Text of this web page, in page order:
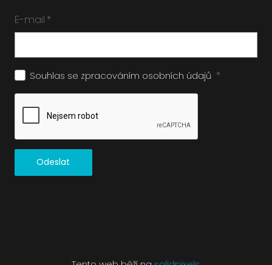
E-mail *
Souhlas se zpracováním osobních údajů *
Odeslat